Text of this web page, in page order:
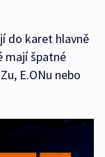
do karet hlavně
mají špatné
E.ONu nebo